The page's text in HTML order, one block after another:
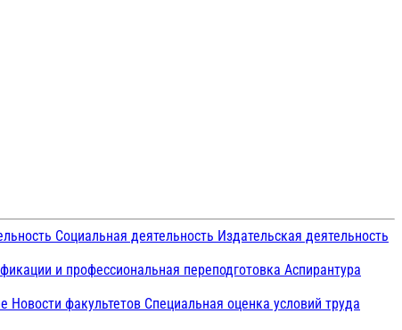
Социальная деятельность Издательская деятельность
и профессиональная переподготовка Аспирантура
Новости факультетов Специальная оценка условий труда